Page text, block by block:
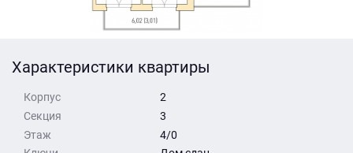
Характеристики квартиры
Корпус
2
Секция
3
Этаж
4/0
Отправить
Отправить